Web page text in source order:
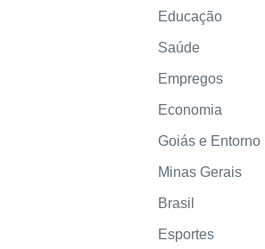
Educação
Saúde
Empregos
Economia
Goiás e Entorno
Minas Gerais
Brasil
Esportes